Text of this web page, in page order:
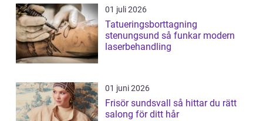
01 juli 2026
Tatueringsborttagning
stenungsund så funkar modern
laserbehandling
01 juni 2026
Frisör sundsvall så hittar du rätt
salong för ditt hår